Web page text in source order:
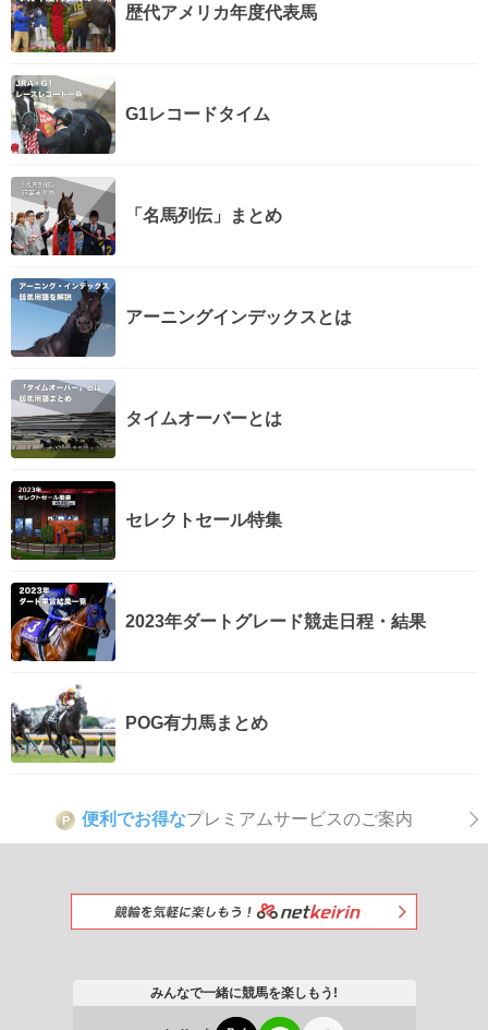
歴代アメリカ年度代表馬
G1レコードタイム
「名馬列伝」まとめ
アーニングインデックスとは
タイムオーバーとは
セレクトセール特集
2023年ダートグレード競走日程・結果
POG有力馬まとめ
P 便利でお得なプレミアムサービスのご案内
みんなで一緒に競馬を楽しもう!